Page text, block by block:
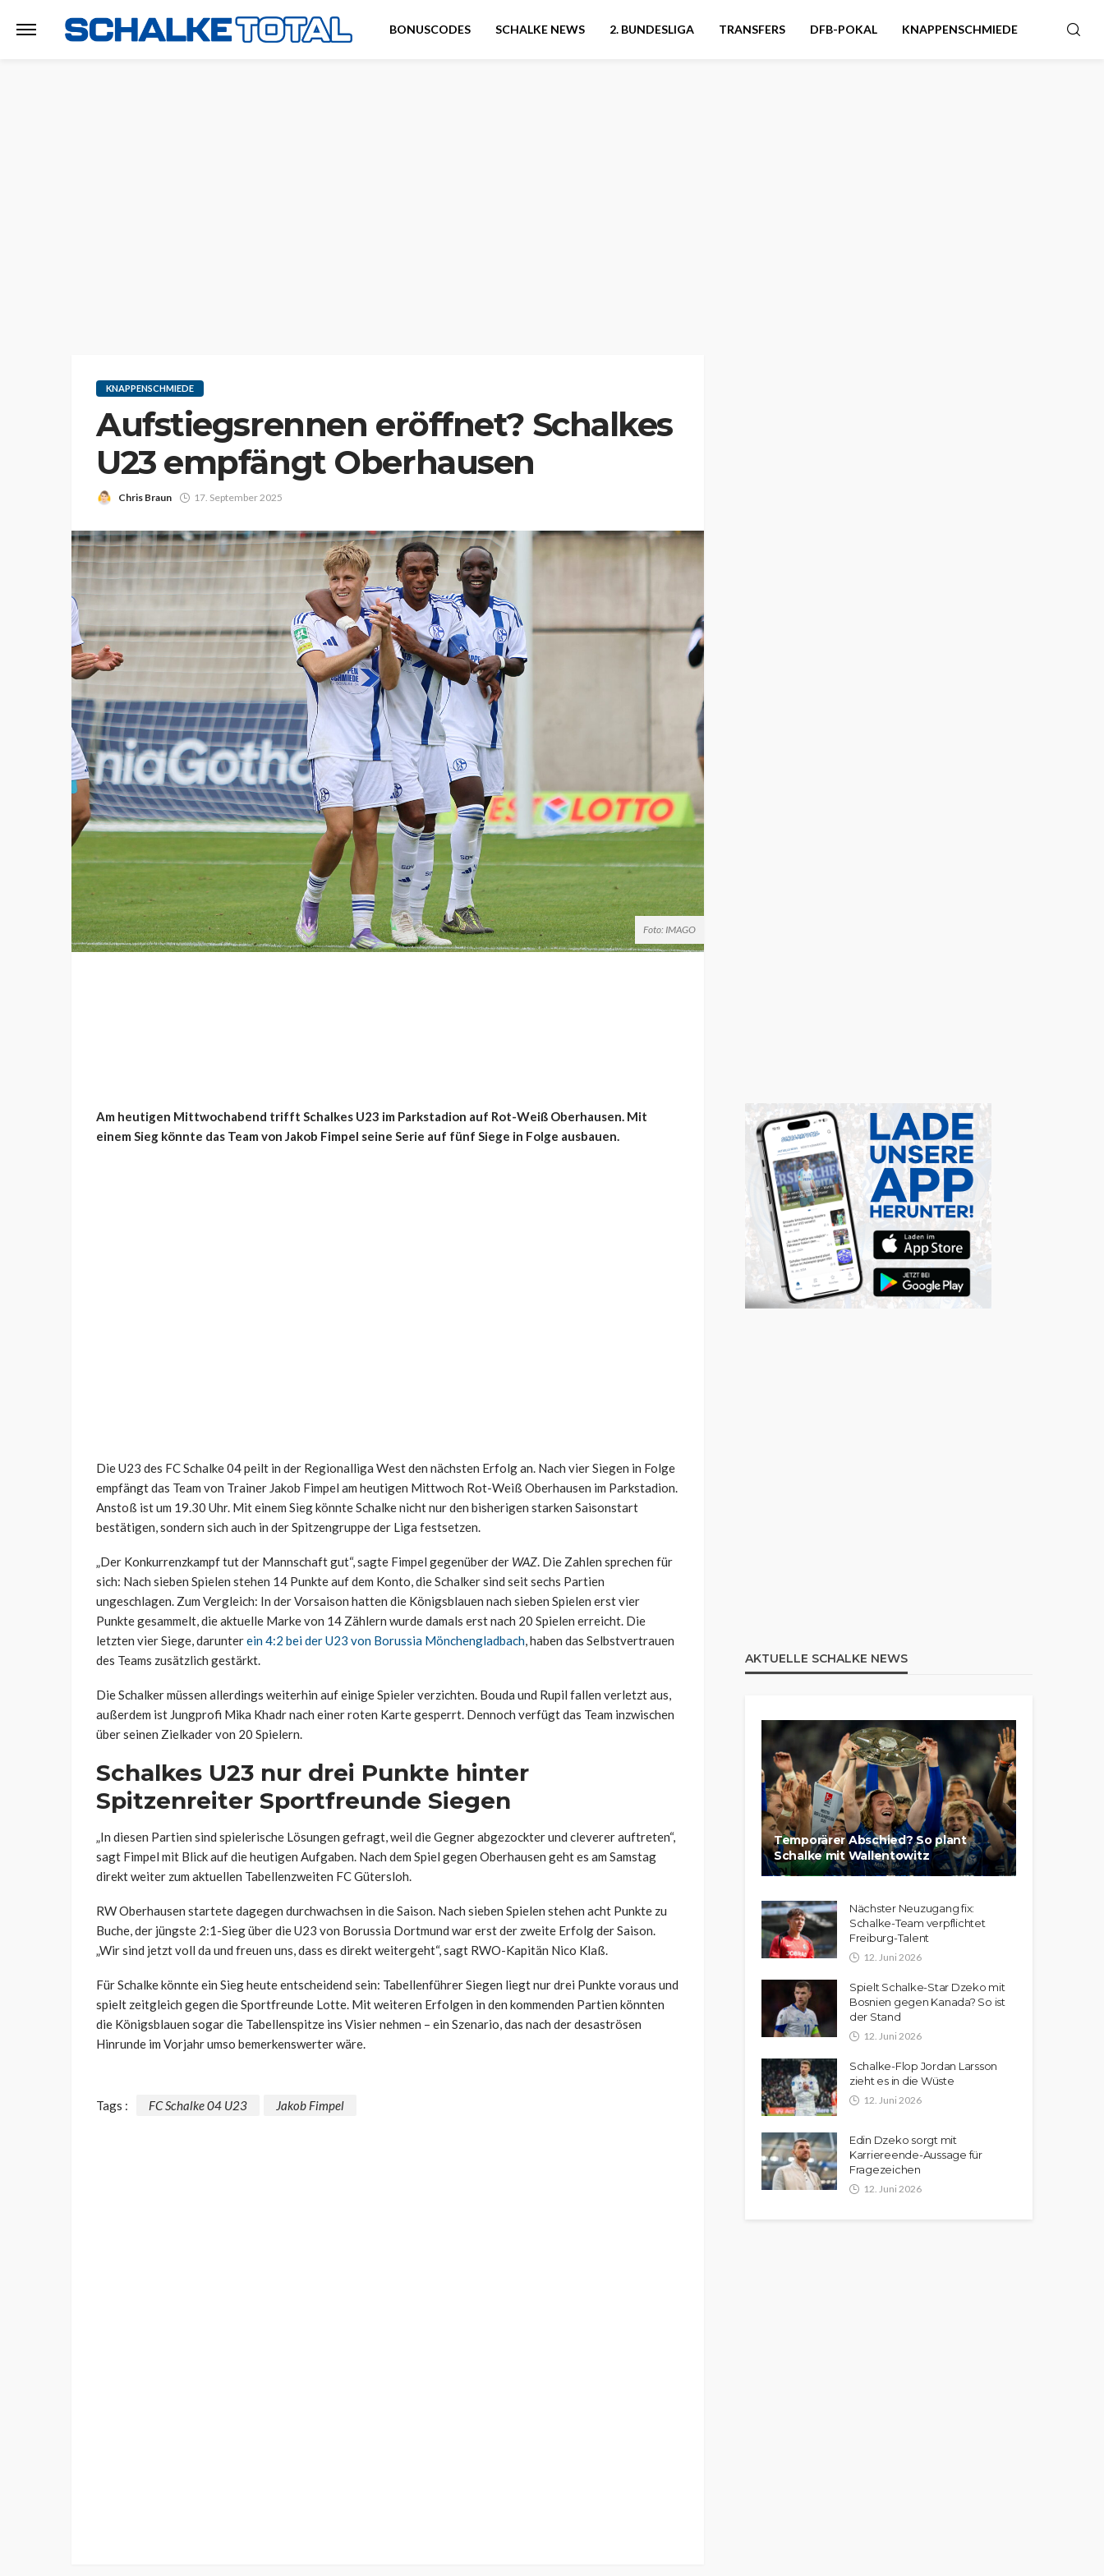
BONUSCODES SCHALKE NEWS 2. BUNDESLIGA TRANSFERS DFB-POKAL KNAPPENSCHMIEDE
KNAPPENSCHMIEDE
Aufstiegsrennen eröffnet? Schalkes
U23 empfängt Oberhausen
Chris Braun 17. September 2025
Foto: IMAGO
Am heutigen Mittwochabend trifft Schalkes U23 im Parkstadion auf Rot-Weiß Oberhausen. Mit
einem Sieg könnte das Team von Jakob Fimpel seine Serie auf fünf Siege in Folge ausbauen.
Die U23 des FC Schalke 04 peilt in der Regionalliga West den nächsten Erfolg an. Nach vier Siegen in Folge
empfängt das Team von Trainer Jakob Fimpel am heutigen Mittwoch Rot-Weiß Oberhausen im Parkstadion.
Anstoß ist um 19.30 Uhr. Mit einem Sieg könnte Schalke nicht nur den bisherigen starken Saisonstart
bestätigen, sondern sich auch in der Spitzengruppe der Liga festsetzen.
„Der Konkurrenzkampf tut der Mannschaft gut“, sagte Fimpel gegenüber der WAZ. Die Zahlen sprechen für
sich: Nach sieben Spielen stehen 14 Punkte auf dem Konto, die Schalker sind seit sechs Partien
ungeschlagen. Zum Vergleich: In der Vorsaison hatten die Königsblauen nach sieben Spielen erst vier
Punkte gesammelt, die aktuelle Marke von 14 Zählern wurde damals erst nach 20 Spielen erreicht. Die
letzten vier Siege, darunterein 4:2 bei der U23 von Borussia Mönchengladbach, haben das Selbstvertrauen
des Teams zusätzlich gestärkt.
Die Schalker müssen allerdings weiterhin auf einige Spieler verzichten. Bouda und Rupil fallen verletzt aus,
außerdem ist Jungprofi Mika Khadr nach einer roten Karte gesperrt. Dennoch verfügt das Team inzwischen
über seinen Zielkader von 20 Spielern.
Schalkes U23 nur drei Punkte hinter
Spitzenreiter Sportfreunde Siegen
„In diesen Partien sind spielerische Lösungen gefragt, weil die Gegner abgezockter und cleverer auftreten“,
sagt Fimpel mit Blick auf die heutigen Aufgaben. Nach dem Spiel gegen Oberhausen geht es am Samstag
direkt weiter zum aktuellen Tabellenzweiten FC Gütersloh.
RW Oberhausen startete dagegen durchwachsen in die Saison. Nach sieben Spielen stehen acht Punkte zu
Buche, der jüngste 2:1-Sieg über die U23 von Borussia Dortmund war erst der zweite Erfolg der Saison.
„Wir sind jetzt voll da und freuen uns, dass es direkt weitergeht“, sagt RWO-Kapitän Nico Klaß.
Für Schalke könnte ein Sieg heute entscheidend sein: Tabellenführer Siegen liegt nur drei Punkte voraus und
spielt zeitgleich gegen die Sportfreunde Lotte. Mit weiteren Erfolgen in den kommenden Partien könnten
die Königsblauen sogar die Tabellenspitze ins Visier nehmen – ein Szenario, das nach der desaströsen
Hinrunde im Vorjahr umso bemerkenswerter wäre.
Tags : FC Schalke 04 U23 Jakob Fimpel
AKTUELLE SCHALKE NEWS
Temporärer Abschied? So plant
Schalke mit Wallentowitz
Nächster Neuzugang fix:
Schalke-Team verpflichtet
Freiburg-Talent
12. Juni 2026
Spielt Schalke-Star Dzeko mit
Bosnien gegen Kanada? So ist
der Stand
12. Juni 2026
Schalke-Flop Jordan Larsson
zieht es in die Wüste
12. Juni 2026
Edin Dzeko sorgt mit
Karriereende-Aussage für
Fragezeichen
12. Juni 2026